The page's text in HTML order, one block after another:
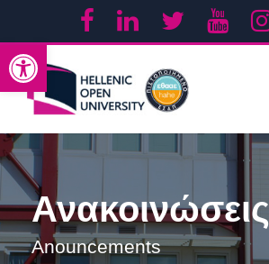
Open toolbar
Ανακοινώσεις
Anouncements